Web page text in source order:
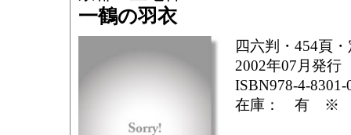
一鶴の羽衣
四六判・454頁
2002年07月発行
ISBN978-4-8301-
在庫： 有 ※